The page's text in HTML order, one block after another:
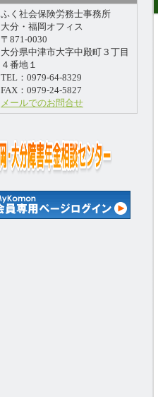
ふく社会保険労務士事務所
大分・福岡オフィス
〒871-0030
大分県中津市大字中殿町３丁目
４番地１
TEL：0979-64-8329
FAX：0979-24-5827
メールでのお問合せ